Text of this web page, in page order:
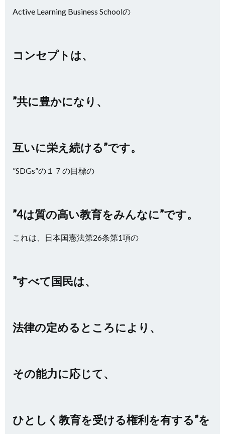
Active Learning Business Schoolの
コンセプトは、
”共に豊かになり、
互いに栄え続ける”です。
”SDGs”の１７の目標の
”4は質の高い教育をみんなに”です。
これは、日本国憲法第26条第1項の
”すべて国民は、
法律の定めるところにより、
その能力に応じて、
ひとしく教育を受ける権利を有する”を